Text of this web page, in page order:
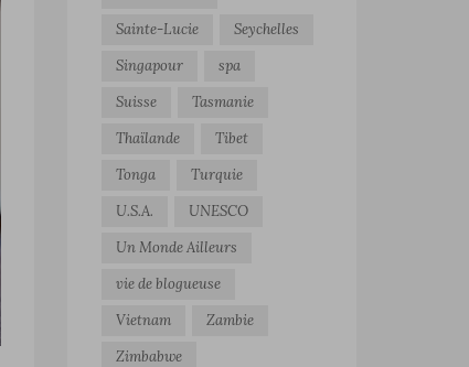
Sainte-Lucie
Seychelles
Singapour
spa
Suisse
Tasmanie
Thaïlande
Tibet
Tonga
Turquie
U.S.A.
UNESCO
Un Monde Ailleurs
vie de blogueuse
Vietnam
Zambie
Zimbabwe